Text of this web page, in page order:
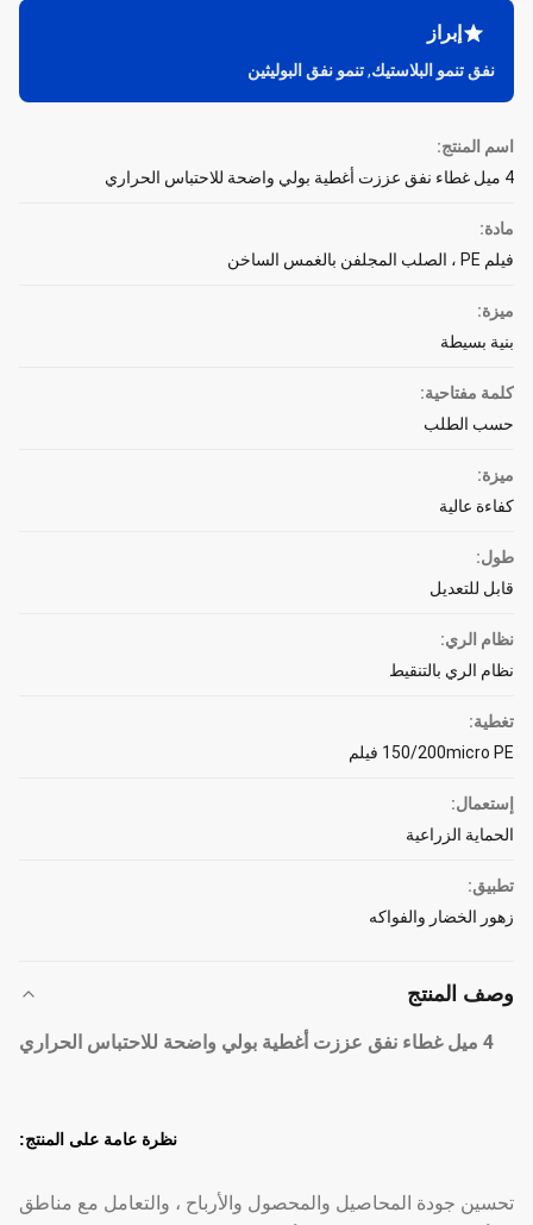
إبراز
نفق تنمو البلاستيك,تنمو نفق البوليثين
اسم المنتج:
4 ميل غطاء نفق عززت أغطية بولي واضحة للاحتباس الحراري
مادة:
فيلم PE ، الصلب المجلفن بالغمس الساخن
ميزة:
بنية بسيطة
كلمة مفتاحية:
حسب الطلب
ميزة:
كفاءة عالية
طول:
قابل للتعديل
نظام الري:
نظام الري بالتنقيط
تغطية:
150/200micro PE فيلم
إستعمال:
الحماية الزراعية
تطبيق:
زهور الخضار والفواكه
وصف المنتج
4 ميل غطاء نفق عززت أغطية بولي واضحة للاحتباس الحراري
نظرة عامة على المنتج:
تحسين جودة المحاصيل والمحصول والأرباح ، والتعامل مع مناطق